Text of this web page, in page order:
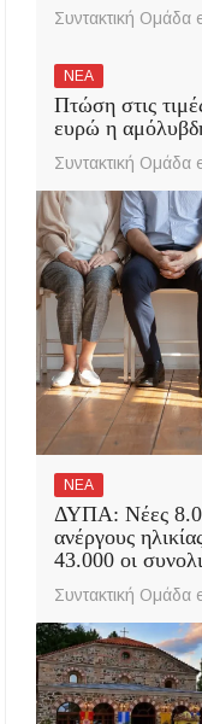
Συντακτική
ΝΕΑ
Πτώση στις
ευρώ η
Συντακτική
ΝΕΑ
ΔΥΠΑ: Νέες
ανέργους
43.000 οι
Συντακτική